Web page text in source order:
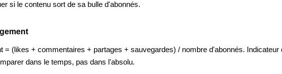
si le contenu sort de sa bulle d'abonnés.
= (likes + commentaires + partages + sauvegardes) / nombre d'abonnés.
dans le temps, pas dans l'absolu.